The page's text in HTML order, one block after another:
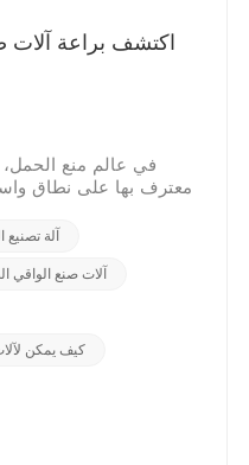
اكتشف براعة آلات
في عالم منع الحمل،
معترف بها على نطاق
الواقي الذكري
آلات صنع الواقي الذكري. توفر هذه الآلات فو...
آلة تصنيع
آلات صنع الواقي
كيف يمكن